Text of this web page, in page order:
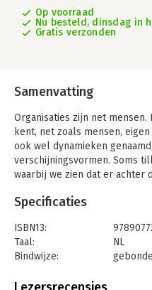
Op voorraad
Nu besteld, dinsdag in
Gratis verzonden
Samenvatting
Organisaties zijn net
kent, net zoals mensen,
ook wel dynamieken
verschijningsvormen. Soms
waarbij we zien dat er achter
een weg te banen van die
kunt vinden.
Met systemische
Waarom blijven bepaalde
Specificaties
ISBN13:
Taal:
NL
Bindwijze:
Uitgever: